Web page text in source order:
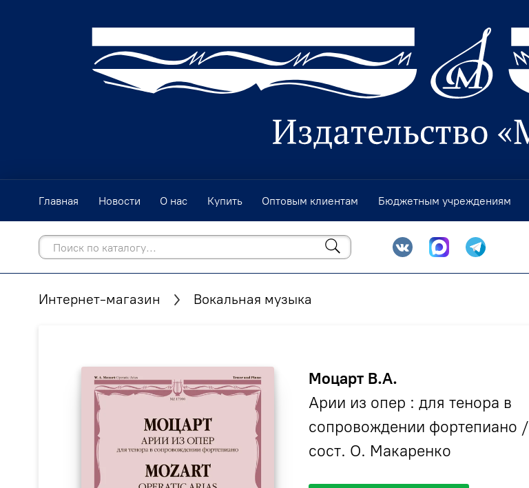
Главная Новости О нас Купить Оптовым клиентам Бюджетным учреждениям
Интернет-магазин Вокальная музыка
Моцарт В.А.
Арии из опер : для тенора в
сопровождении фортепиано /
сост. О. Макаренко